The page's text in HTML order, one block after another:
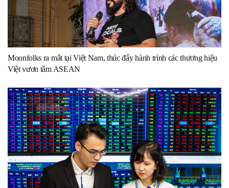
Moonfolks ra mắt tại Việt Nam, thúc đẩy hành trình các thương hiệu
Việt vươn tầm ASEAN